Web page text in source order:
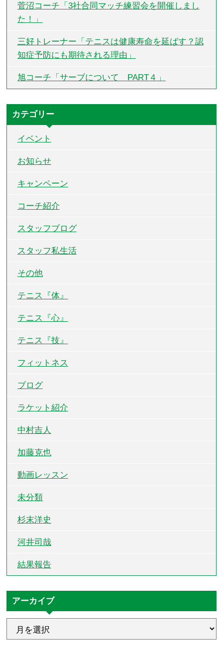
菅沼コーチ「3社合同マッチ練習会を開催しまし
た！」
三好トレーナー「テニスは健康寿命を延ばす？認
知症予防にも期待される理由」
旭コーチ「サーブについて PART４」
カテゴリー
イベント
お知らせ
キャンペーン
コーチ紹介
スタッフブログ
スタッフ私生活
その他
テニス『体』
テニス『心』
テニス『技』
フィットネス
ブログ
ラケット紹介
中村吉人
加藤克也
動画レッスン
未分類
杉末洋史
河井司哉
結果報告
アーカイブ